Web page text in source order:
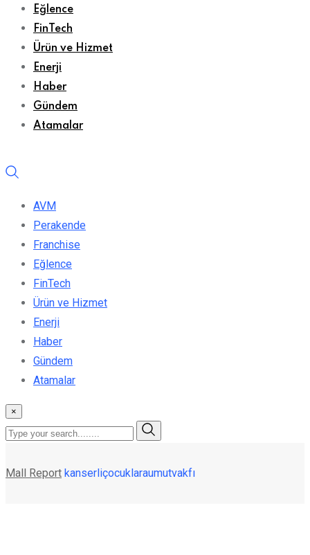
Eğlence
FinTech
Ürün ve Hizmet
Enerji
Haber
Gündem
Atamalar
AVM
Perakende
Franchise
Eğlence
FinTech
Ürün ve Hizmet
Enerji
Haber
Gündem
Atamalar
×
Mall Report kanserliçocuklaraumutvakfı